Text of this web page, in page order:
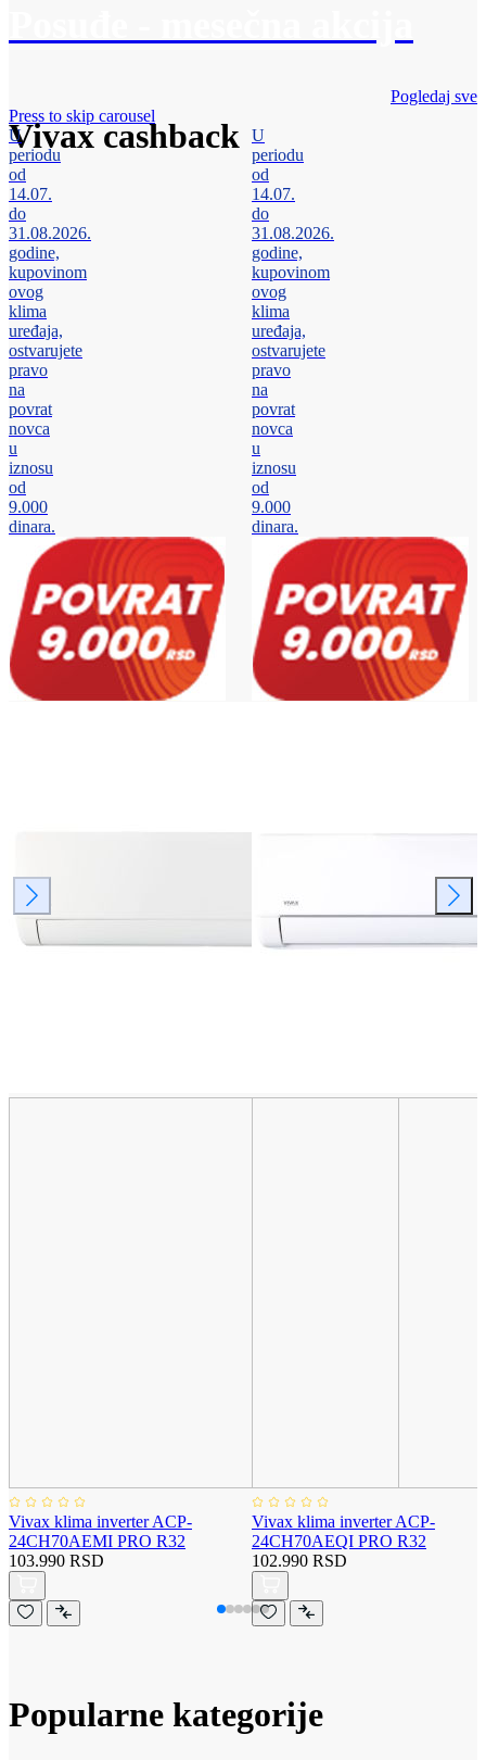
Vivax cashback
Pogledaj sve
Press to skip carousel
U
periodu
od
14.07.
do
31.08.2026.
godine,
kupovinom
ovog
klima
uređaja,
ostvarujete
pravo
na
povrat
novca
u
iznosu
od
9.000
dinara.
Vivax klima inverter ACP-
24CH70AEMI PRO R32
103.990 RSD
U
periodu
od
14.07.
do
31.08.2026.
godine,
kupovinom
ovog
klima
uređaja,
ostvarujete
pravo
na
povrat
novca
u
iznosu
od
9.000
dinara.
Vivax klima inverter ACP-
24CH70AEQI PRO R32
102.990 RSD
Popularne kategorije